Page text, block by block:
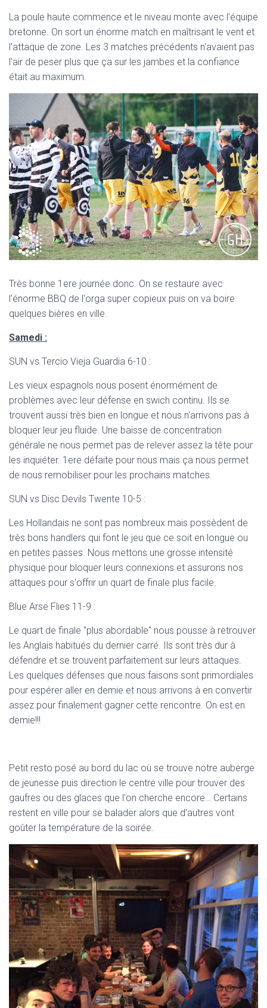
La poule haute commence et le niveau monte avec l'équipe
bretonne. On sort un énorme match en maîtrisant le vent et
l'attaque de zone. Les 3 matches précédents n'avaient pas
l'air de peser plus que ça sur les jambes et la confiance
était au maximum.
Très bonne 1ere journée donc. On se restaure avec
l'énorme BBQ de l'orga super copieux puis on va boire
quelques bières en ville.
Samedi :
SUN vs Tercio Vieja Guardia 6-10 :
Les vieux espagnols nous posent énormément de
problèmes avec leur défense en swich continu. Ils se
trouvent aussi très bien en longue et nous n'arrivons pas à
bloquer leur jeu fluide. Une baisse de concentration
générale ne nous permet pas de relever assez la tête pour
les inquiéter. 1ere défaite pour nous mais ça nous permet
de nous remobiliser pour les prochains matches.
SUN vs Disc Devils Twente 10-5 :
Les Hollandais ne sont pas nombreux mais possèdent de
très bons handlers qui font le jeu que ce soit en longue ou
en petites passes. Nous mettons une grosse intensité
physique pour bloquer leurs connexions et assurons nos
attaques pour s'offrir un quart de finale plus facile.
Blue Arse Flies 11-9 :
Le quart de finale "plus abordable" nous pousse à retrouver
les Anglais habitués du dernier carré. Ils sont très dur à
défendre et se trouvent parfaitement sur leurs attaques.
Les quelques défenses que nous faisons sont primordiales
pour espérer aller en demie et nous arrivons à en convertir
assez pour finalement gagner cette rencontre. On est en
demie!!!
Petit resto posé au bord du lac où se trouve notre auberge
de jeunesse puis direction le centre ville pour trouver des
gaufres ou des glaces que l'on cherche encore… Certains
restent en ville pour se balader alors que d'autres vont
goûter la température de la soirée.